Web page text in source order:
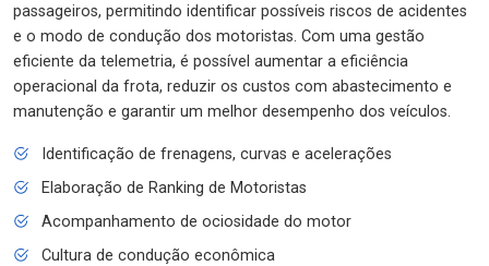
passageiros, permitindo identificar possíveis riscos de acidentes
e o modo de condução dos motoristas. Com uma gestão
eficiente da telemetria, é possível aumentar a eficiência
operacional da frota, reduzir os custos com abastecimento e
manutenção e garantir um melhor desempenho dos veículos.
Identificação de frenagens, curvas e acelerações
Elaboração de Ranking de Motoristas
Acompanhamento de ociosidade do motor
Cultura de condução econômica